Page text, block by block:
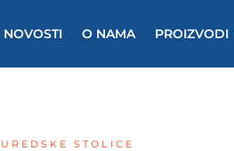
NOVOSTI O NAMA PROIZVODI
UREDSKE STOLICE